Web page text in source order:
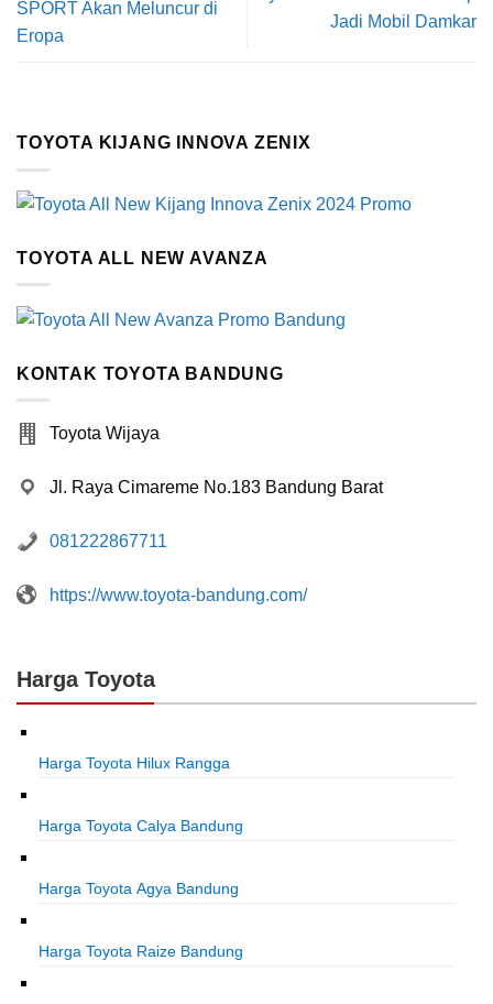
SPORT Akan Meluncur di
Eropa
Jadi Mobil Damkar
TOYOTA KIJANG INNOVA ZENIX
TOYOTA ALL NEW AVANZA
KONTAK TOYOTA BANDUNG
Toyota Wijaya
Jl. Raya Cimareme No.183 Bandung Barat
081222867711
https://www.toyota-bandung.com/
Harga Toyota
Harga Toyota Hilux Rangga
Harga Toyota Calya Bandung
Harga Toyota Agya Bandung
Harga Toyota Raize Bandung